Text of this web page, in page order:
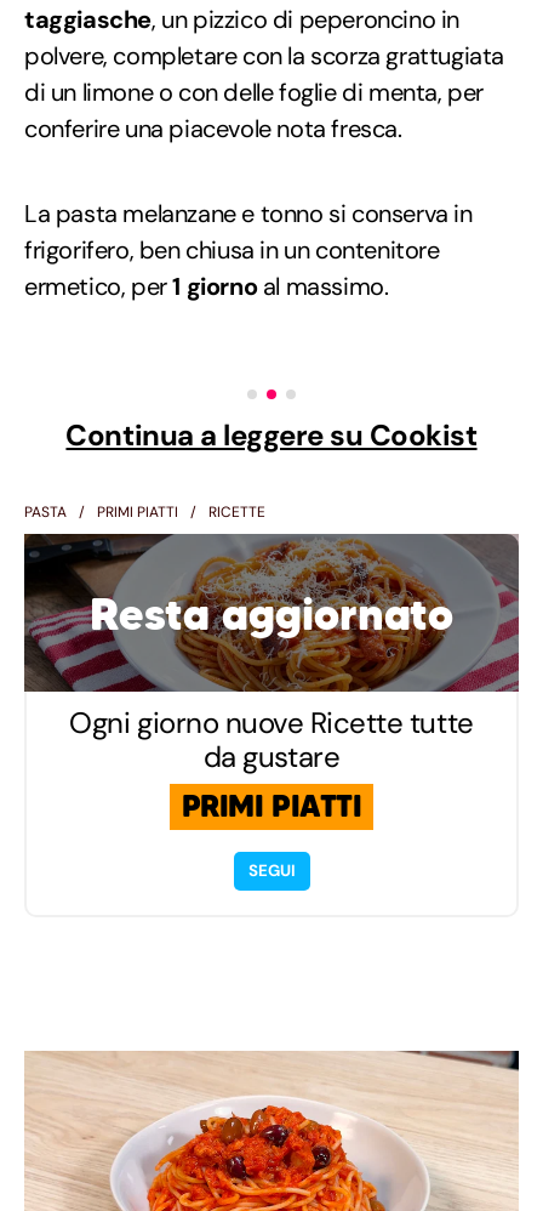
taggiasche, un pizzico di peperoncino in
polvere, completare con la scorza grattugiata
di un limone o con delle foglie di menta, per
conferire una piacevole nota fresca.
La pasta melanzane e tonno si conserva in
frigorifero, ben chiusa in un contenitore
ermetico, per1 giornoal massimo.
Continua a leggere su Cookist
PASTA PRIMI PIATTI RICETTE
Resta aggiornato
Ogni giorno nuove Ricette tutte
da gustare
PRIMI PIATTI
SEGUI